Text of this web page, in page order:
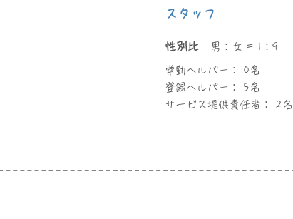
スタッフ
性別比 男：女 = 1：9
常勤ヘルパー： 0名
登録ヘルパー： 5名
サービス提供責任者： 2名